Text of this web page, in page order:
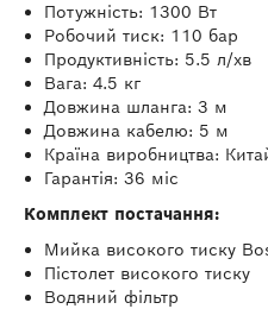
Потужність: 1300 Вт
Робочий тиск: 110 бар
Продуктивність: 5.5 л/хв
Вага: 4.5 кг
Довжина шланга: 3 м
Довжина кабелю: 5 м
Країна виробництва:
Гарантія: 36 міс
Комплект постачання:
Мийка високого тиску
Пістолет високого тиску
Водяний фільтр